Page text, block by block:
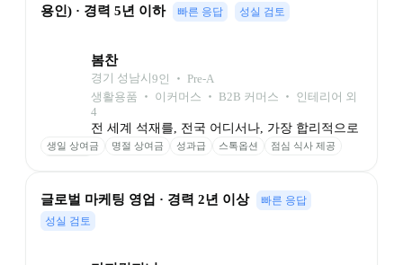
용인) · 경력 5년 이하
빠른 응답 성실 검토
봄찬
경기 성남시 9인 ‧ Pre-A
생활용품 ‧ 이커머스 ‧ B2B 커머스 ‧ 인테리어 외
4
전 세계 석재를, 전국 어디서나, 가장 합리적으로
생일 상여금 명절 상여금 성과급 스톡옵션
점심 식사 제공
글로벌 마케팅 영업 · 경력 2년 이상
빠른 응답
성실 검토